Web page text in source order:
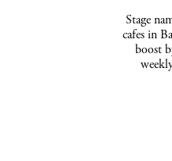
Stage
cafes in
boost